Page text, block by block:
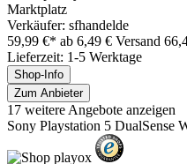
Marktplatz
Verkäufer: sfhandelde
59,99 €* ab 6,49 € Versand
Lieferzeit: 1-5 Werktage
Shop-Info
Zum Anbieter
17 weitere Angebote anzeigen
Sony Playstation 5 DualSense